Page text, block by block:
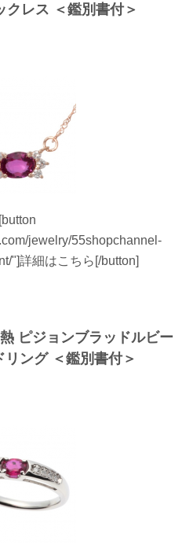
クレス ＜鑑別書付＞
[button
jewelry/55shopchannel-
"]詳細はこちら[/button]
ピジョンブラッドルビー
リング ＜鑑別書付＞